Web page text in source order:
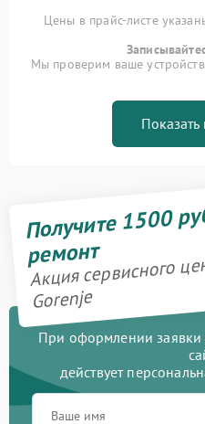
Цены в прайс-листе
Мы проверим ваше
Показать
Получите 1500
ремонт
Акция сервисного
Gorenje
При оформлении заявки
действует